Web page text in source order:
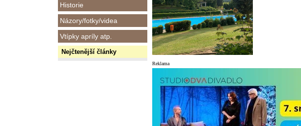
Historie
Názory/fotky/videa
Vtípky apríly atp.
Nejčtenější články
Reklama